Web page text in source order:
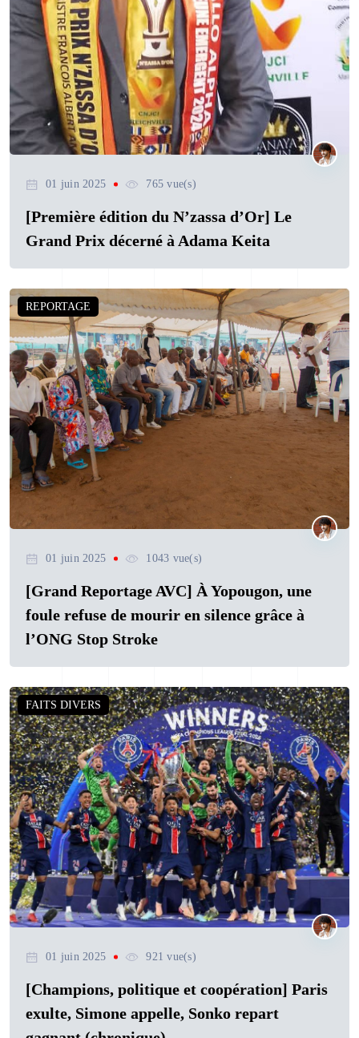
01 juin 2025 765 vue(s)
[Première édition du N’zassa d’Or] Le
Grand Prix décerné à Adama Keita
REPORTAGE
01 juin 2025 1043 vue(s)
[Grand Reportage AVC] À Yopougon, une
foule refuse de mourir en silence grâce à
l’ONG Stop Stroke
FAITS DIVERS
01 juin 2025 921 vue(s)
[Champions, politique et coopération] Paris
exulte, Simone appelle, Sonko repart